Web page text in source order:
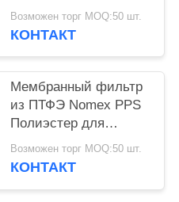
Возможен торг MOQ:50 шт.
КОНТАКТ
Мембранный фильтр
из ПТФЭ Nomex PPS
Полиэстер для
растений
Возможен торг MOQ:50 шт.
КОНТАКТ